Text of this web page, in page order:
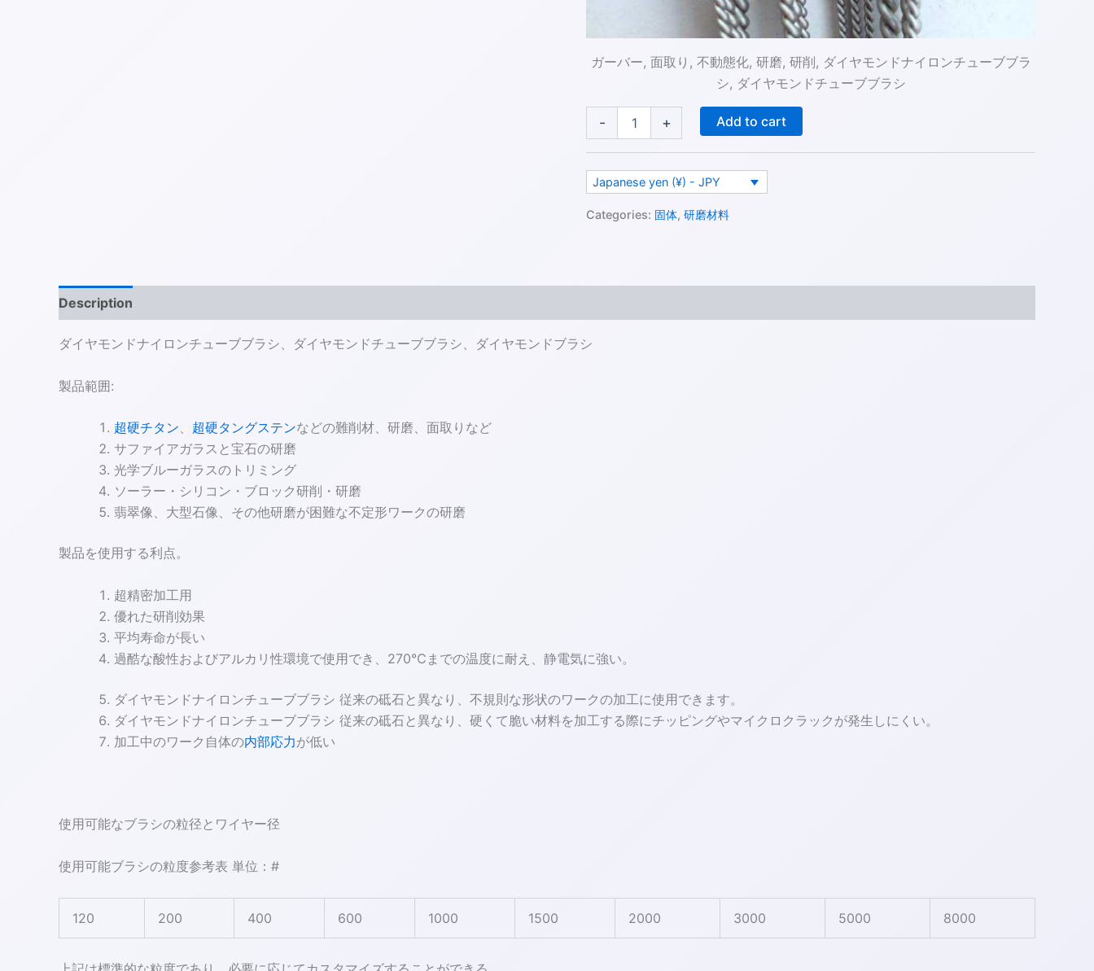
ガーバー, 面取り, 不動態化, 研磨, 研削, ダイヤモンドナイロンチューブブラ
シ, ダイヤモンドチューブブラシ
- + Add to cart
Japanese yen (¥) - JPY
Categories: 固体, 研磨材料
Description
ダイヤモンドナイロンチューブブラシ、ダイヤモンドチューブブラシ、ダイヤモンドブラシ
製品範囲:
超硬チタン、 超硬タングステンなどの難削材、研磨、面取りなど
サファイアガラスと宝石の研磨
光学ブルーガラスのトリミング
ソーラー・シリコン・ブロック研削・研磨
翡翠像、大型石像、その他研磨が困難な不定形ワークの研磨
製品を使用する利点。
超精密加工用
優れた研削効果
平均寿命が長い
過酷な酸性およびアルカリ性環境で使用でき、270℃までの温度に耐え、静電気に強い。
ダイヤモンドナイロンチューブブラシ 従来の砥石と異なり、不規則な形状のワークの加工に使用できます。
ダイヤモンドナイロンチューブブラシ 従来の砥石と異なり、硬くて脆い材料を加工する際にチッピングやマイクロクラックが発生しにくい。
加工中のワーク自体の内部応力が低い
使用可能なブラシの粒径とワイヤー径
使用可能ブラシの粒度参考表 単位：#
120 200 400 600 1000 1500 2000 3000 5000 8000